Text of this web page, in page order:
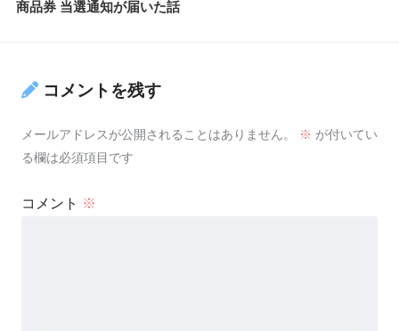
商品券 当選通知が届いた話
コメントを残す
メールアドレスが公開されることはありません。 ※ が付いてい
る欄は必須項目です
コメント ※